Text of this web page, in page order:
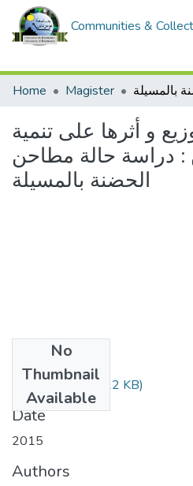
Communities &
Home
Magister
و أثرها على تنمية
: دراسة حالة مطاحن
الحضنة بالمسيلة
No
Thumbnail
Available
OUALI.pdf(134.12 KB)
Date
2015
Authors